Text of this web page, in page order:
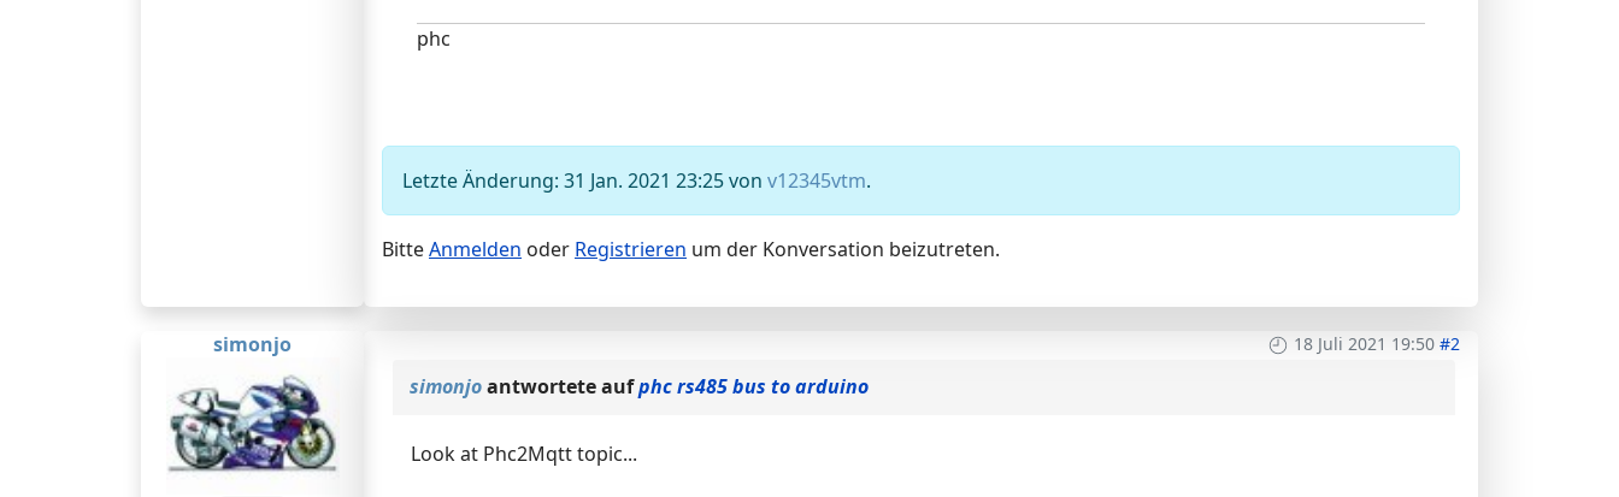
phc
Letzte Änderung: 31 Jan. 2021 23:25 von v12345vtm.
BitteAnmelden oder Registrieren um der Konversation beizutreten.
simonjo 18 Juli 2021 19:50 #2
simonjoantwortete aufphc rs485 bus to arduino
Look at Phc2Mqtt topic...